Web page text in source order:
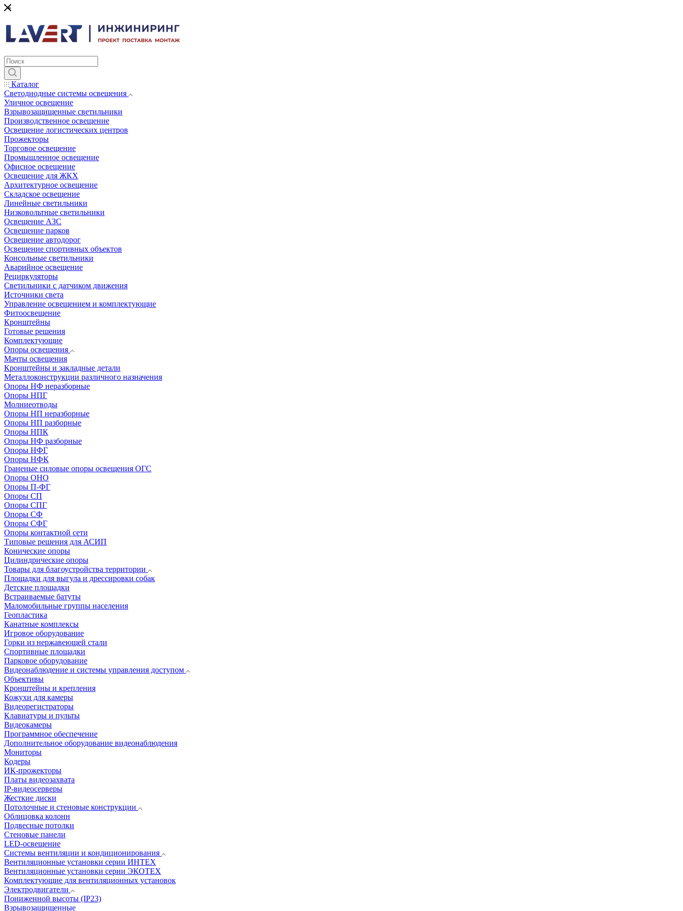
Каталог
Светодиодные системы освещения
Уличное освещение
Взрывозащищенные светильники
Производственное освещение
Освещение логистических центров
Прожекторы
Торговое освещение
Промышленное освещение
Офисное освещение
Освещение для ЖКХ
Архитектурное освещение
Складское освещение
Линейные светильники
Низковольтные светильники
Освещение АЗС
Освещение парков
Освещение автодорог
Освещение спортивных объектов
Консольные светильники
Аварийное освещение
Рециркуляторы
Светильники с датчиком движения
Источники света
Управление освещением и комплектующие
Фитоосвещение
Кронштейны
Готовые решения
Комплектующие
Опоры освещения
Мачты освещения
Кронштейны и закладные детали
Металлоконструкции различного назначения
Опоры НФ неразборные
Опоры НПГ
Молниеотводы
Опоры НП неразборные
Опоры НП разборные
Опоры НПК
Опоры НФ разборные
Опоры НФГ
Опоры НФК
Граненые силовые опоры освещения ОГС
Опоры ОНО
Опоры П-ФГ
Опоры СП
Опоры СПГ
Опоры СФ
Опоры СФГ
Опоры контактной сети
Типовые решения для АСИП
Конические опоры
Цилиндрические опоры
Товары для благоустройства территории
Площадки для выгула и дрессировки собак
Детские площадки
Встраиваемые батуты
Маломобильные группы населения
Геопластика
Канатные комплексы
Игровое оборудование
Горки из нержавеющей стали
Спортивные площадки
Парковое оборудование
Видеонаблюдение и системы управления доступом
Объективы
Кронштейны и крепления
Кожухи для камеры
Видеорегистраторы
Клавиатуры и пульты
Видеокамеры
Программное обеспечение
Дополнительное оборудование видеонаблюдения
Мониторы
Кодеры
ИК-прожекторы
Платы видеозахвата
IP-видеосерверы
Жесткие диски
Потолочные и стеновые конструкции
Облицовка колонн
Подвесные потолки
Стеновые панели
LED-освещение
Системы вентиляции и кондиционирования
Вентиляционные установки серии ИНТЕХ
Вентиляционные установки серии ЭКОТЕХ
Комплектующие для вентиляционных установок
Электродвигатели
Пониженной высоты (IP23)
Взрывозащищенные
*